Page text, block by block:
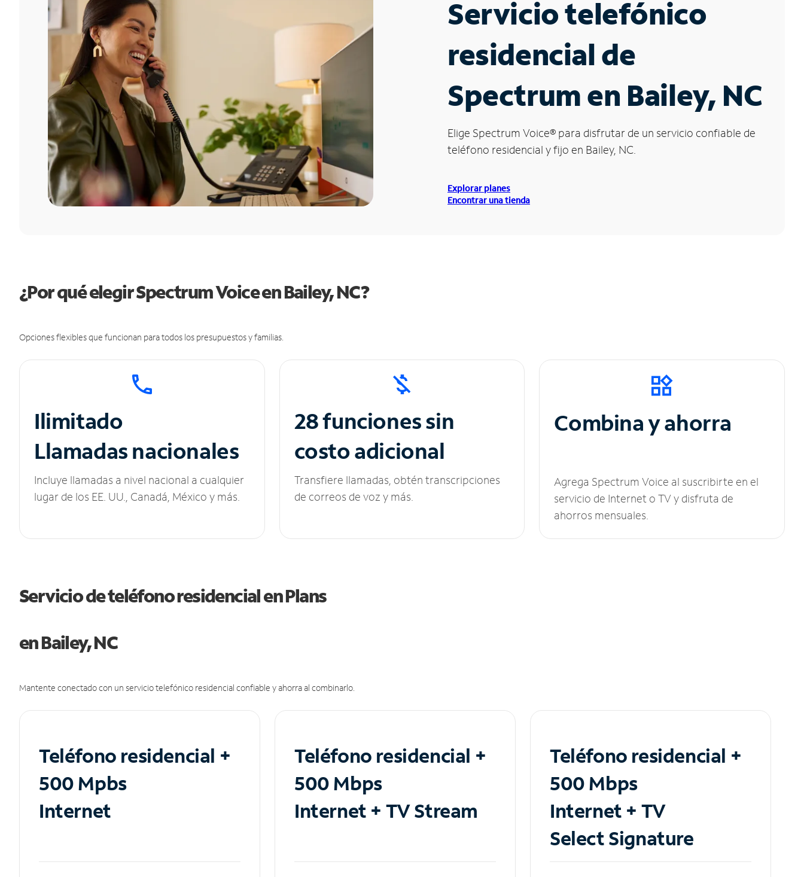
Servicio telefónico
residencial de
Spectrum en Bailey, NC
Elige Spectrum Voice® para disfrutar de un servicio confiable de
teléfono residencial y fijo en Bailey, NC.
Explorar planes
Encontrar una tienda
¿Por qué elegir Spectrum Voice en Bailey, NC?
Opciones flexibles que funcionan para todos los presupuestos y familias.
Ilimitado
Llamadas nacionales
Incluye llamadas a nivel nacional a cualquier
lugar de los EE. UU., Canadá, México y más.
28 funciones sin
costo adicional
Transfiere llamadas, obtén transcripciones
de correos de voz y más.
Combina y ahorra
Agrega Spectrum Voice al suscribirte en el
servicio de Internet o TV y disfruta de
ahorros mensuales.
Servicio de teléfono residencial en Plans
en Bailey, NC
Mantente conectado con un servicio telefónico residencial confiable y ahorra al combinarlo.
Teléfono residencial +
500 Mpbs
Internet
Teléfono residencial +
500 Mbps
Internet + TV Stream
Teléfono residencial +
500 Mbps
Internet + TV
Select Signature